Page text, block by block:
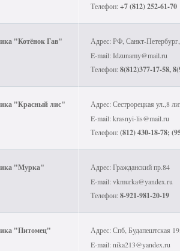
Телефон:+7 (812) 252-61-70
"Котёнок Гав"
Адрес: РФ, Санкт-
E-mail: Idzunamy@mail.ru
Телефон: 8(812)377-17-58,
"Красный лис"
Адрес: Сестрорецкая ул.,8
E-mail: krasnyi-lis@mail.ru
Телефон:(812) 430-18-78;
"Мурка"
Адрес: Гражданский пр.84
E-mail: vkmurka@yandex.ru
Телефон: 8-921-981-20-19
"Питомец"
Адрес: Спб, Будапештская
E-mail: nika213@yandex.ru